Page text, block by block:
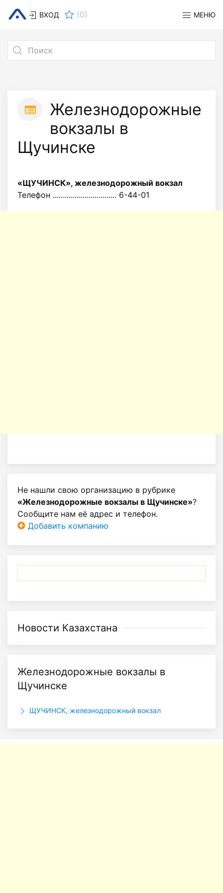
ВХОД (0) МЕНЮ
Железнодорожные
вокзалы в
Щучинске
«ЩУЧИНСК», железнодорожный вокзал
Телефон ................................ 6-44-01
Не нашли свою организацию в рубрике
«Железнодорожные вокзалы в Щучинске»?
Сообщите нам её адрес и телефон.
Добавить компанию
Новости Казахстана
Железнодорожные вокзалы в
Щучинске
ЩУЧИНСК, железнодорожный вокзал